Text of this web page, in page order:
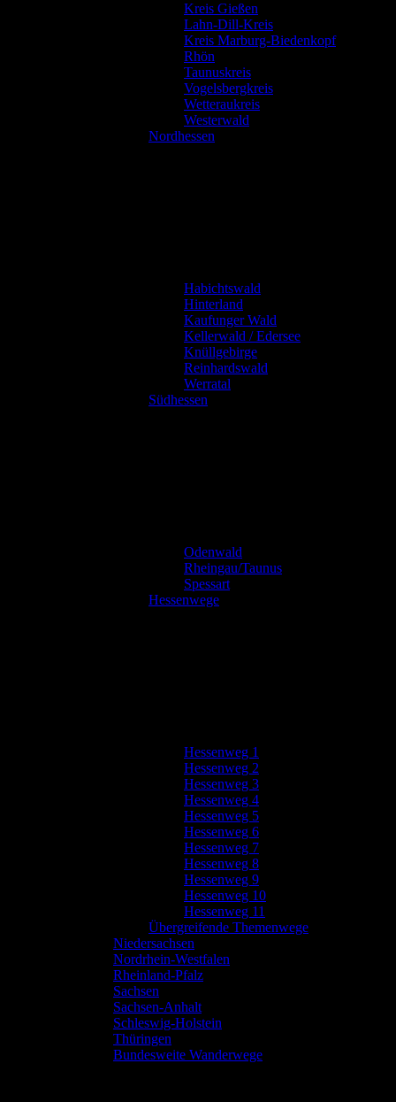
Kreis Gießen
Lahn-Dill-Kreis
Kreis Marburg-Biedenkopf
Rhön
Taunuskreis
Vogelsbergkreis
Wetteraukreis
Westerwald
Nordhessen
Habichtswald
Hinterland
Kaufunger Wald
Kellerwald / Edersee
Knüllgebirge
Reinhardswald
Werratal
Südhessen
Odenwald
Rheingau/Taunus
Spessart
Hessenwege
Hessenweg 1
Hessenweg 2
Hessenweg 3
Hessenweg 4
Hessenweg 5
Hessenweg 6
Hessenweg 7
Hessenweg 8
Hessenweg 9
Hessenweg 10
Hessenweg 11
Übergreifende Themenwege
Niedersachsen
Nordrhein-Westfalen
Rheinland-Pfalz
Sachsen
Sachsen-Anhalt
Schleswig-Holstein
Thüringen
Bundesweite Wanderwege